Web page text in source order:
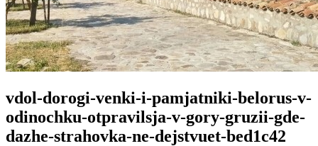
vdol-dorogi-venki-i-pamjatniki-belorus-v-
odinochku-otpravilsja-v-gory-gruzii-gde-
dazhe-strahovka-ne-dejstvuet-bed1c42